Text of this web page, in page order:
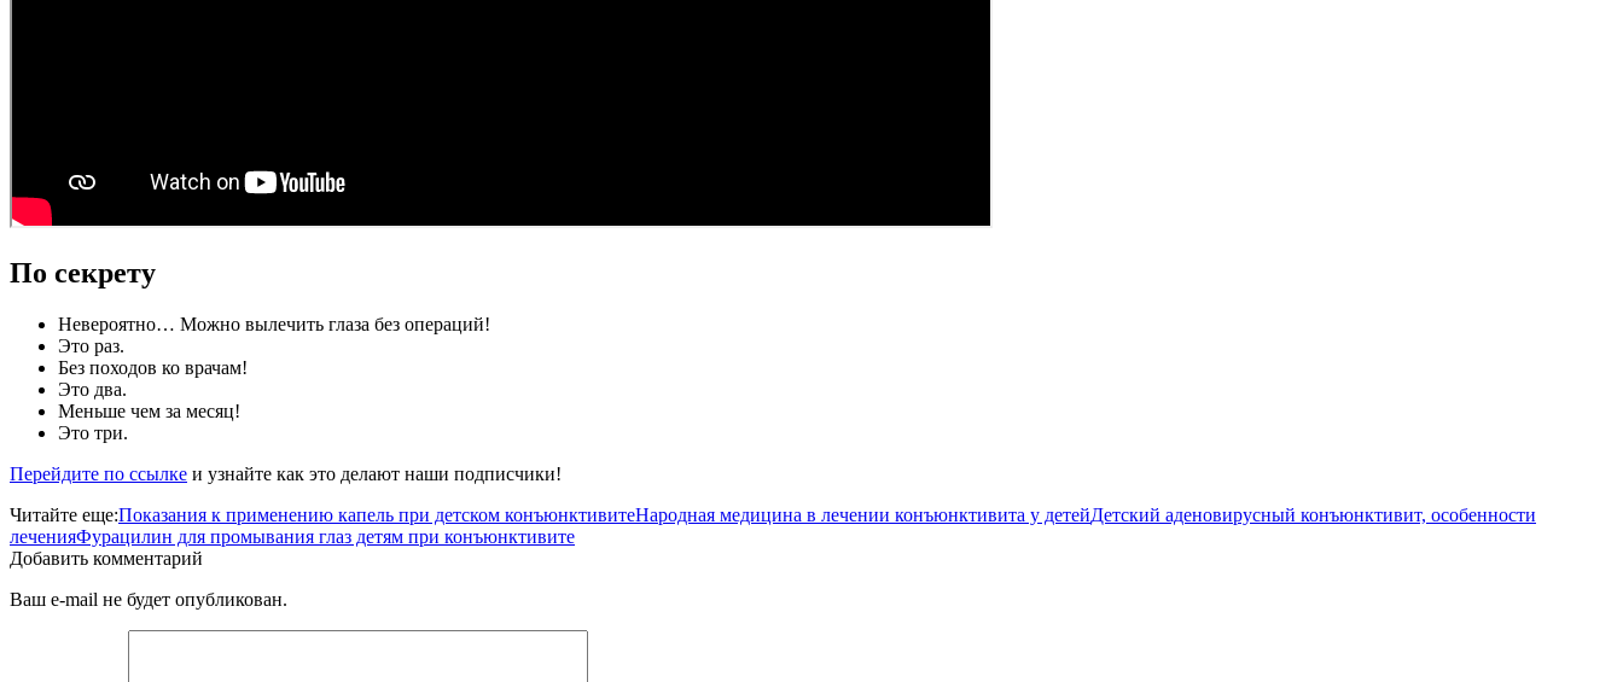
По секрету
Невероятно… Можно вылечить глаза без операций!
Это раз.
Без походов ко врачам!
Это два.
Меньше чем за месяц!
Это три.
Перейдите по ссылке и узнайте как это делают наши подписчики!
Читайте еще:Показания к применению капель при детском конъюнктивитеНародная медицина в лечении конъюнктивита у детейДетский аденовирусный конъюнктивит, особенности
леченияФурацилин для промывания глаз детям при конъюнктивите
Добавить комментарий
Ваш e-mail не будет опубликован.